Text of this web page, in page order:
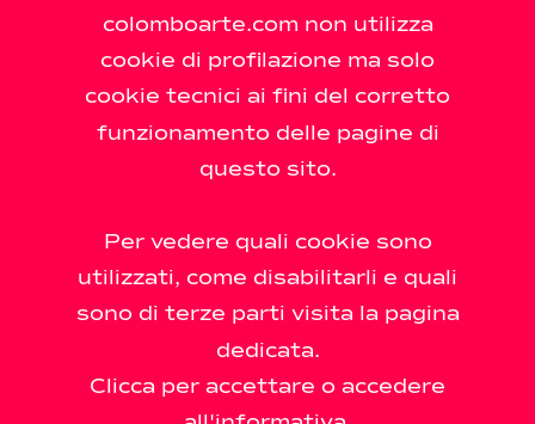
colomboarte.com non utilizza
cookie di profilazione ma solo
cookie tecnici ai fini del corretto
funzionamento delle pagine di
questo sito.
Per vedere quali cookie sono
utilizzati, come disabilitarli e quali
sono di terze parti visita la pagina
dedicata.
Clicca per accettare o accedere
Now and Ever.
Pattern and
Decoration
29 settembre - 19 novembre 2022